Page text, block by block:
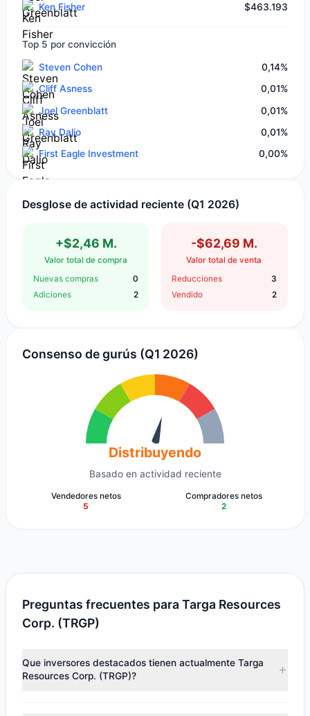
Ken Fisher
$463.193
Top 5 por convicción
Steven Cohen
0,14%
Cliff Asness
0,01%
Joel Greenblatt
0,01%
Ray Dalio
0,01%
First Eagle Investment
0,00%
Desglose de actividad reciente (Q1 2026)
+$2,46 M.
Valor total de compra
Nuevas compras
0
Adiciones
2
-$62,69 M.
Valor total de venta
Reducciones
3
Vendido
2
Consenso de gurús (Q1 2026)
Distribuyendo
Basado en actividad reciente
Vendedores netos
5
Compradores netos
2
Preguntas frecuentes para Targa Resources
Corp. (TRGP)
Que inversores destacados tienen actualmente Targa
Resources Corp. (TRGP)?